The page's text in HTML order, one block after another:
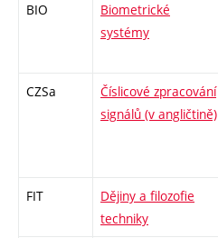
BIO
Biometrické
systémy
CZSa
Číslicové zpracování
signálů (v angličtině)
FIT
Dějiny a filozofie
techniky